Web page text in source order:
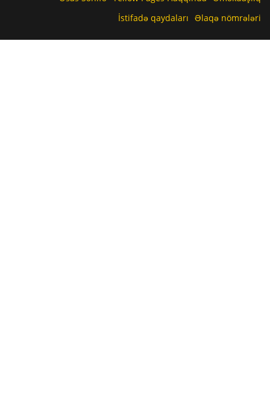
İstifadə qaydaları Əlaqə nömrələri